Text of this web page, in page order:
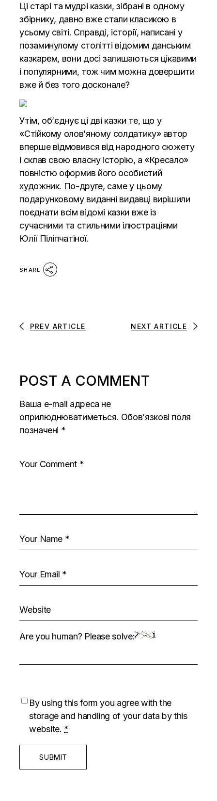
Ці старі та мудрі казки, зібрані в одному
збірнику, давно вже стали класикою в
усьому світі. Справді, історії, написані у
позаминулому столітті відомим данським
казкарем, вони досі залишаються цікавими
і популярними, тож чим можна довершити
вже й без того досконале?
Утім, об’єднує ці дві казки те, що у
«Стійкому олов’яному солдатику» автор
вперше відмовився від народного сюжету
і склав свою власну історію, а «Кресало»
повністю оформив його особистий
художник. По-друге, саме у цьому
подарунковому виданні видавці вирішили
поєднати всім відомі казки вже із
сучасними та стильними ілюстраціями
Юлії Піліпчатіної.
SHARE
PREV ARTICLE NEXT ARTICLE
POST A COMMENT
Ваша e-mail адреса не
оприлюднюватиметься. Обов’язкові поля
позначені *
Are you human? Please solve:
By using this form you agree with the
storage and handling of your data by this
website. *
SUBMIT